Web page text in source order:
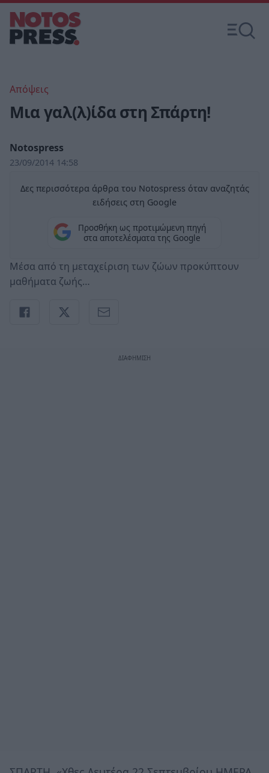
Απόψεις
Μια γαλ(λ)ίδα στη Σπάρτη!
Notospress
23/09/2014 14:58
Δες περισσότερα άρθρα του Notospress όταν αναζητάς
ειδήσεις στη Google
Προσθήκη ως προτιμώμενη πηγή
στα αποτελέσματα της Google
Μέσα από τη μεταχείριση των ζώων προκύπτουν
μαθήματα ζωής…